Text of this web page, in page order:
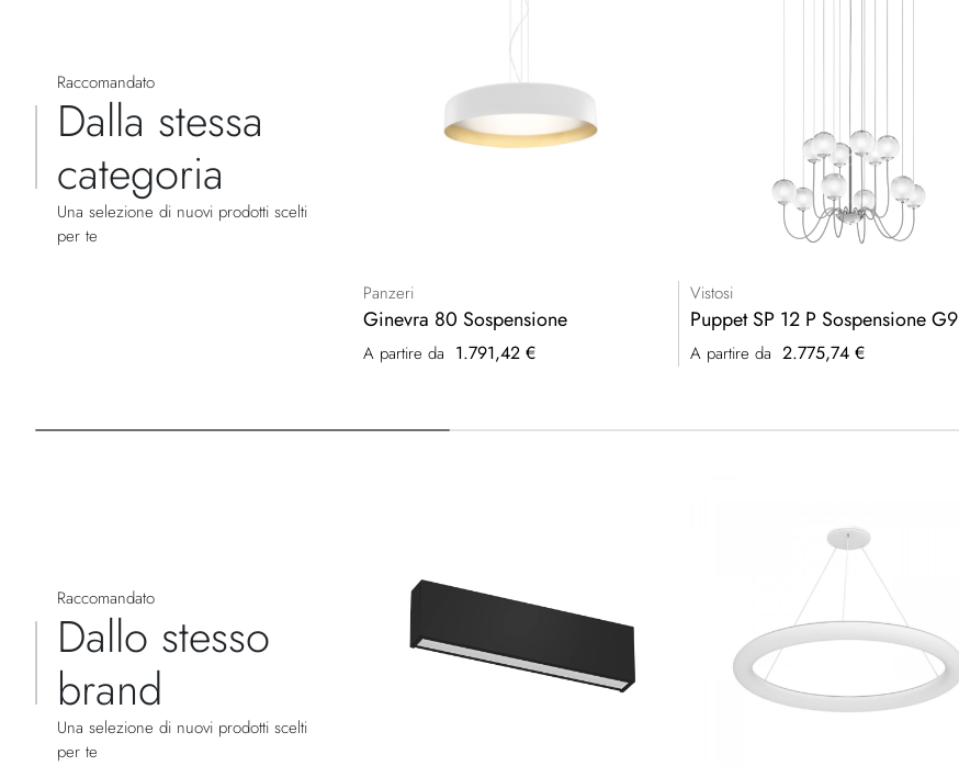
Raccomandato
Dalla stessa
categoria
Una selezione di nuovi prodotti scelti
per te
Panzeri
Ginevra 80 Sospensione
A partire da 1.791,42 €
Vistosi
Puppet SP 12 P Sospensione G9
A partire da 2.775,74 €
Raccomandato
Dallo stesso
brand
Una selezione di nuovi prodotti scelti
per te